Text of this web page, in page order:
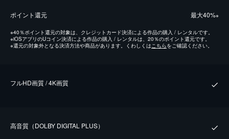
ポイント還元 最⼤40%※
※40％ポイント還元の対象は、クレジットカード決済による作品の購入 / レンタルです。
※iOSアプリのUコイン決済による作品の購入 / レンタルは、20％のポイント還元です。
※還元の対象外となる決済方法や商品があります。くわしくはこちらをご確認ください。
フルHD画質 / 4K画質
⾼⾳質（DOLBY DIGITAL PLUS）